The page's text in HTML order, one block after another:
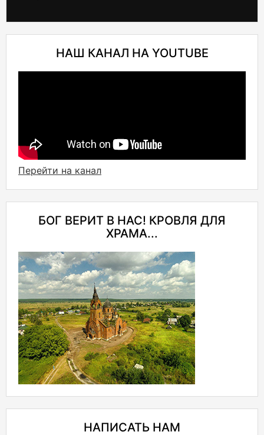
НАШ КАНАЛ НА YOUTUBE
Перейти на канал
БОГ ВЕРИТ В НАС! КРОВЛЯ ДЛЯ
ХРАМА...
НАПИСАТЬ НАМ